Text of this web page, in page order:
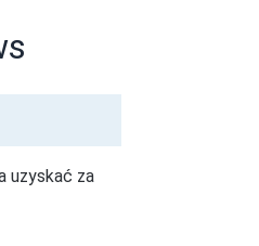
uzyskać za